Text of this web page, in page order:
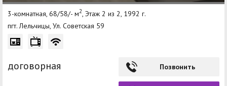
3-комнатная, 68/58/- м2, Этаж 2 из 2, 1992 г.
пгт. Лельчицы, Ул. Советская 59
договорная Позвонить